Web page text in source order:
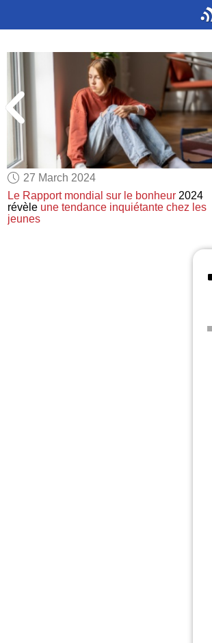
27 March 2024
Le Rapport mondial sur le bonheur 2024
révèle une tendance inquiétante chez les
jeunes